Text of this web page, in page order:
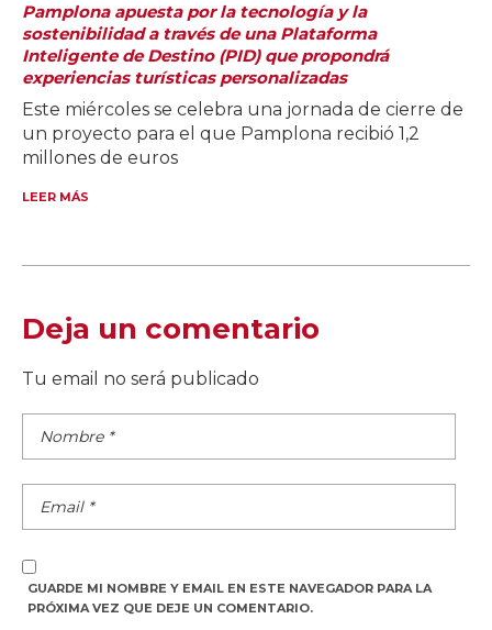
Pamplona apuesta por la tecnología y la
sostenibilidad a través de una Plataforma
Inteligente de Destino (PID) que propondrá
experiencias turísticas personalizadas
Este miércoles se celebra una jornada de cierre de
un proyecto para el que Pamplona recibió 1,2
millones de euros
LEER MÁS
Deja un comentario
Tu email no será publicado
GUARDE MI NOMBRE Y EMAIL EN ESTE NAVEGADOR PARA LA
PRÓXIMA VEZ QUE DEJE UN COMENTARIO.